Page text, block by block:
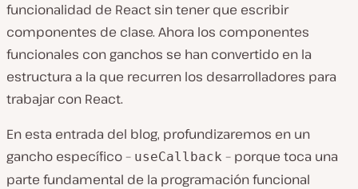
funcionalidad de React sin tener que escribir
componentes de clase. Ahora los componentes
funcionales con ganchos se han convertido en la
estructura a la que recurren los desarrolladores para
trabajar con React.
En esta entrada del blog, profundizaremos en un
gancho específico – useCallback – porque toca una
parte fundamental de la programación funcional